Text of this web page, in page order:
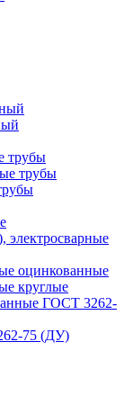
трубы
трубы
электросварные
оцинкованные
круглые
ГОСТ 3262-
75 (ДУ)